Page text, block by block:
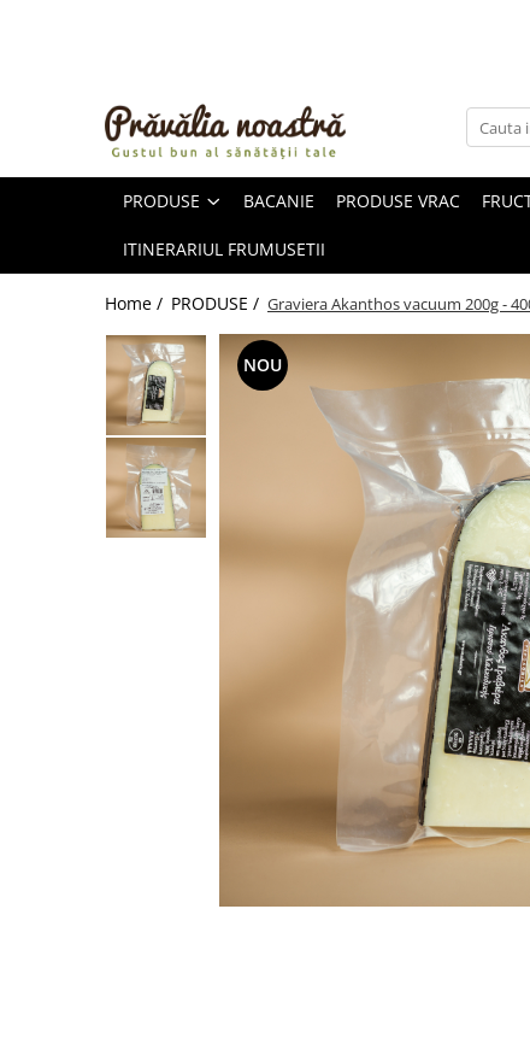
ULEIURI ȘI UNTURI
FRUCTE DESHIDRATATE
ÎNDULCITORI NATURALI / MIERE
FRUCTE LA CONSERVĂ
OȚETURI ȘI SOSURI
FĂINĂ FĂRĂ GLUTEN
BĂUTURI / LAPTE VEGETAL
OREZ ȘI CEREALE
PRODUSE ECO / ORGANICE
PRODUSE BACANIE PRODUSE VRAC
ITINERARIUL FRUMUSETII
Home / PRODUSE / Graviera Akanthos vacuum 200g -
NOU